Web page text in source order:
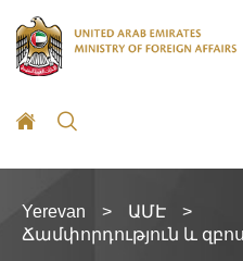
Yerevan > ԱՄԷ
>
Ճամփորդություն և